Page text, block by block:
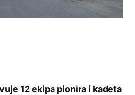
12 ekipa pionira i kadeta